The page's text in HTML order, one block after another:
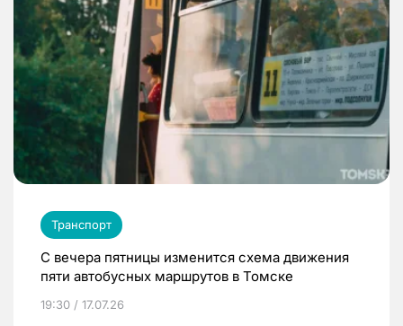
Транспорт
С вечера пятницы изменится схема движения
пяти автобусных маршрутов в Томске
19:30 / 17.07.26